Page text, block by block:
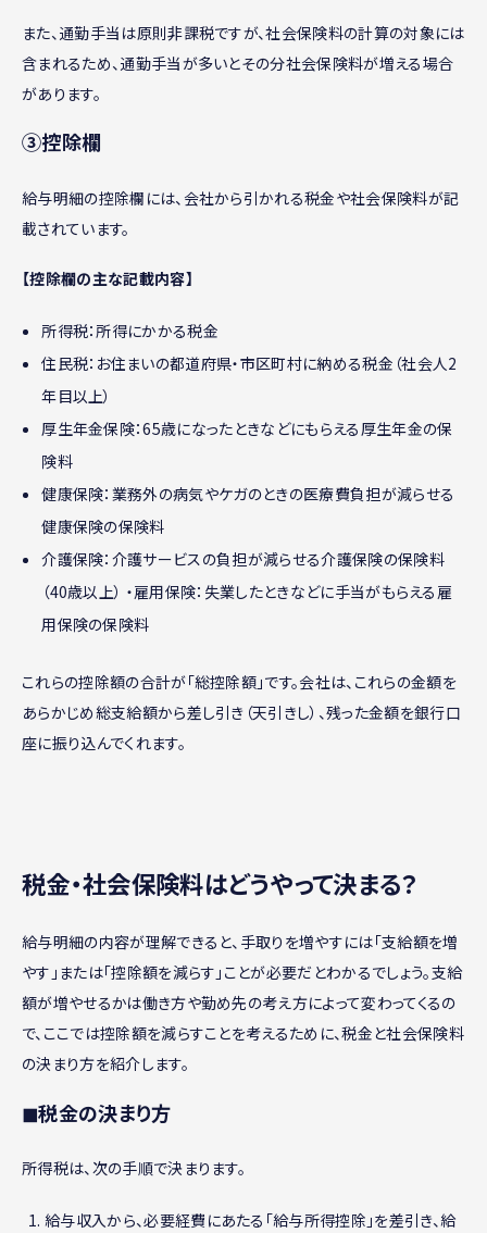
また、通勤手当は原則非課税ですが、社会保険料の計算の対象には
含まれるため、通勤手当が多いとその分社会保険料が増える場合
があります。
③控除欄
給与明細の控除欄には、会社から引かれる税金や社会保険料が記
載されています。
【控除欄の主な記載内容】
所得税：所得にかかる税金
住民税：お住まいの都道府県・市区町村に納める税金（社会人2
年目以上）
厚生年金保険：65歳になったときなどにもらえる厚生年金の保
険料
健康保険：業務外の病気やケガのときの医療費負担が減らせる
健康保険の保険料
介護保険：介護サービスの負担が減らせる介護保険の保険料
（40歳以上） ・雇用保険：失業したときなどに手当がもらえる雇
用保険の保険料
これらの控除額の合計が「総控除額」です。会社は、これらの金額を
あらかじめ総支給額から差し引き（天引きし）、残った金額を銀行口
座に振り込んでくれます。
税金・社会保険料はどうやって決まる？
給与明細の内容が理解できると、手取りを増やすには「支給額を増
やす」または「控除額を減らす」ことが必要だとわかるでしょう。支給
額が増やせるかは働き方や勤め先の考え方によって変わってくるの
で、ここでは控除額を減らすことを考えるために、税金と社会保険料
の決まり方を紹介します。
◼︎税金の決まり方
所得税は、次の手順で決まります。
給与収入から、必要経費にあたる「給与所得控除」を差引き、給